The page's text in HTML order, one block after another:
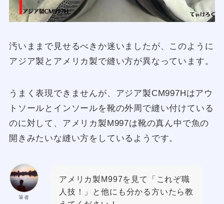
汚いままで見せるべきか迷いましたが、このように
アジア製とアメリカ製で縫い方が異なっています。
うまく表現できませんが、アジア製CM997Hはアウ
トソールとインソールを靴の外周で縫い付けている
のに対して、アメリカ製M997は靴の真ん中で魚の
開きみたいな縫い方をしているようです。
筆者
アメリカ製M997を見て「これぞ職
人技！」と他にも分かる方いたら教